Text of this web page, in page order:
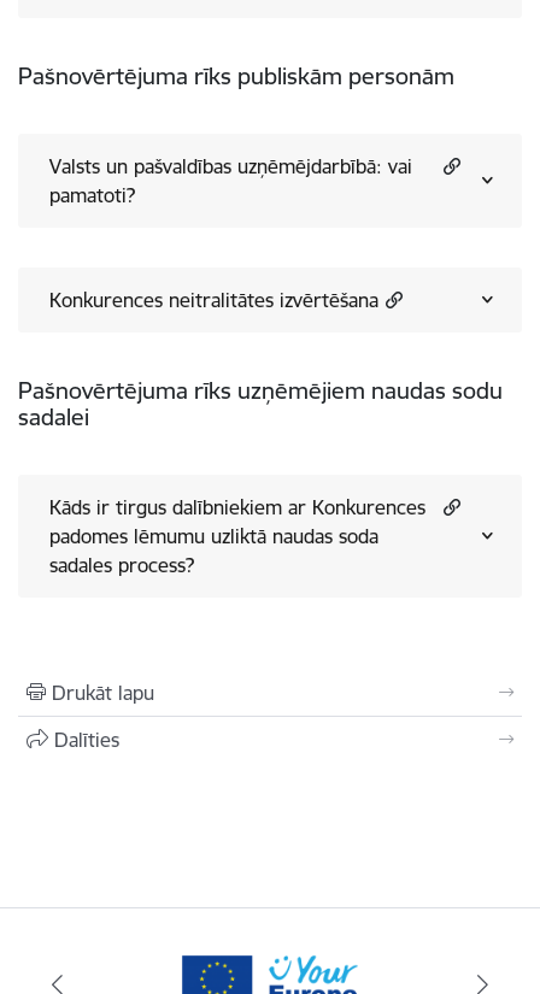
Pašnovērtējuma rīks publiskām personām
Valsts un pašvaldības uzņēmējdarbībā: vai
pamatoti?
Konkurences neitralitātes izvērtēšana
Pašnovērtējuma rīks uzņēmējiem naudas sodu
sadalei
Kāds ir tirgus dalībniekiem ar Konkurences
padomes lēmumu uzliktā naudas soda
sadales process?
Drukāt lapu
Dalīties